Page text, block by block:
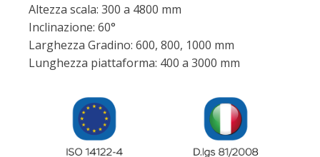
Altezza scala: 300 a 4800 mm
Inclinazione: 60°
Larghezza Gradino: 600, 800, 1000 mm
Lunghezza piattaforma: 400 a 3000 mm